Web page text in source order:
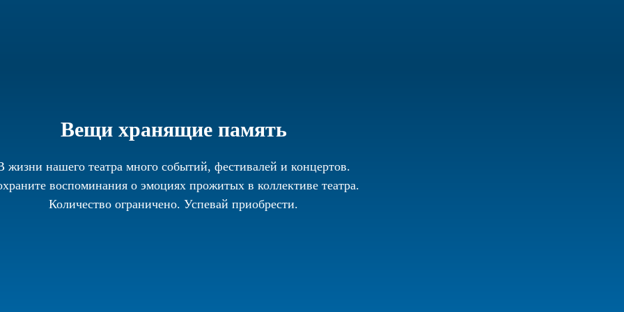
Вещи хранящие память
жизни нашего театра много событий, фестивалей и концертов.
воспоминания о эмоциях прожитых в коллективе театра.
Количество ограничено. Успевай приобрести.